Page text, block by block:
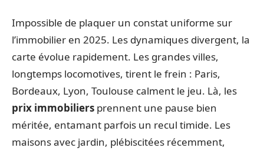
Impossible de plaquer un constat uniforme sur
l’immobilier en 2025. Les dynamiques divergent, la
carte évolue rapidement. Les grandes villes,
longtemps locomotives, tirent le frein : Paris,
Bordeaux, Lyon, Toulouse calment le jeu. Là, les
prix immobiliers prennent une pause bien
méritée, entamant parfois un recul timide. Les
maisons avec jardin, plébiscitées récemment,